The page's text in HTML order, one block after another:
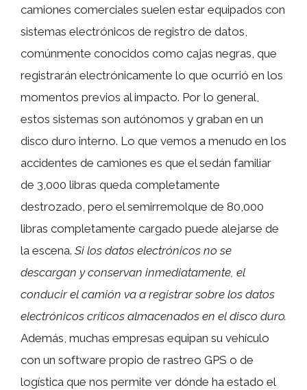
camiones comerciales suelen estar equipados con
sistemas electrónicos de registro de datos,
comúnmente conocidos como cajas negras, que
registrarán electrónicamente lo que ocurrió en los
momentos previos al impacto. Por lo general,
estos sistemas son autónomos y graban en un
disco duro interno. Lo que vemos a menudo en los
accidentes de camiones es que el sedán familiar
de 3,000 libras queda completamente
destrozado, pero el semirremolque de 80,000
libras completamente cargado puede alejarse de
la escena. Si los datos electrónicos no se
descargan y conservan inmediatamente, el
conducir el camión va a registrar sobre los datos
electrónicos críticos almacenados en el disco duro.
Además, muchas empresas equipan su vehículo
con un software propio de rastreo GPS o de
logística que nos permite ver dónde ha estado el